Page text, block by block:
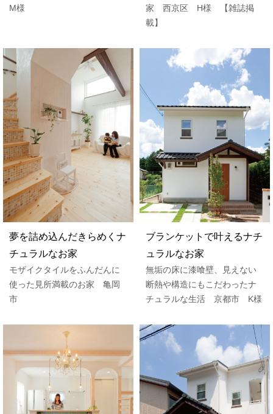
M様
家 西京区 H様 【雑誌掲
載】
夢を詰め込んだきらめくナ
チュラルなお家
モザイクタイルをふんだんに
使った見所満載のお家 亀岡
市
ブランケットで叶えるナチ
ュラルなお家
無垢の床に漆喰壁、見えない
断熱や構造にもこだわったナ
チュラルな生活 京都市 K様